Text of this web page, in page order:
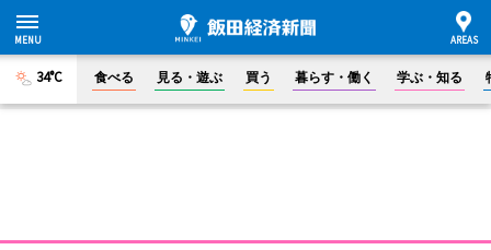
34°C 食べる 見る・遊ぶ 買う 暮らす・働く 学ぶ・知る